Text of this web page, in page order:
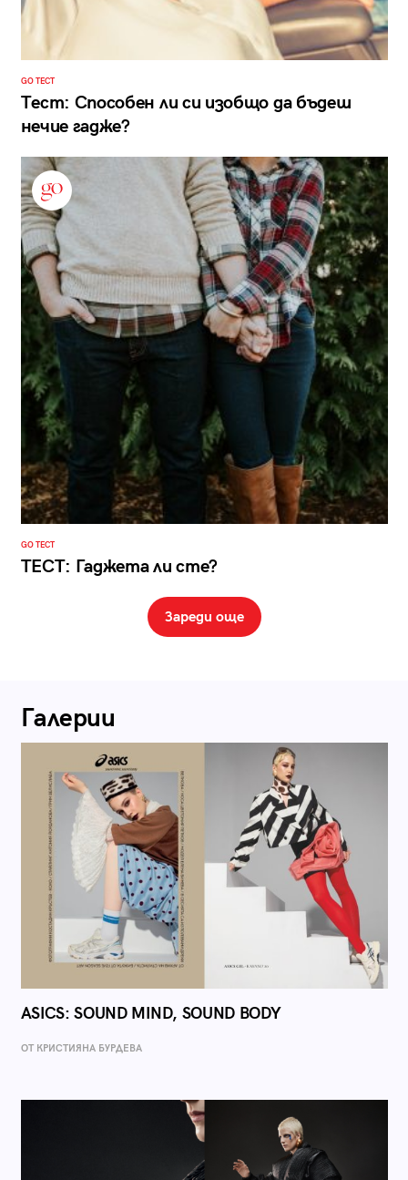
GO ТЕСТ
Тест: Способен ли си изобщо да бъдеш
нечие гадже?
GO ТЕСТ
ТЕСТ: Гаджета ли сте?
Зареди още
Галерии
ASICS: SOUND MIND, SOUND BODY
ОТ КРИСТИЯНА БУРДЕВА